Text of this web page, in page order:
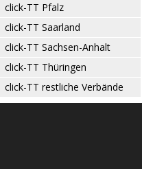
click-TT Pfalz
click-TT Saarland
click-TT Sachsen-Anhalt
click-TT Thüringen
click-TT restliche Verbände